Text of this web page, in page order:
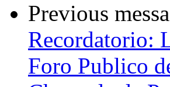
Previous
Recordatorio:
Foro Publico